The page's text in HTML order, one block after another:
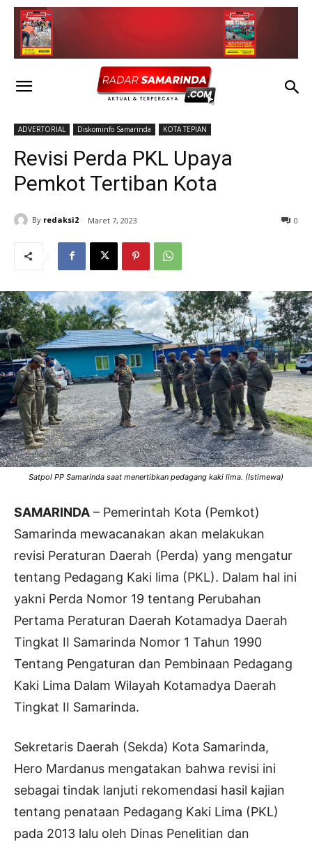
ADVERTORIAL Diskominfo Samarinda KOTA TEPIAN
Revisi Perda PKL Upaya
Pemkot Tertiban Kota
By redaksi2 Maret 7, 2023 0
Satpol PP Samarinda saat menertibkan pedagang kaki lima. (Istimewa)
SAMARINDA – Pemerintah Kota (Pemkot)
Samarinda mewacanakan akan melakukan
revisi Peraturan Daerah (Perda) yang mengatur
tentang Pedagang Kaki lima (PKL). Dalam hal ini
yakni Perda Nomor 19 tentang Perubahan
Pertama Peraturan Daerah Kotamadya Daerah
Tingkat II Samarinda Nomor 1 Tahun 1990
Tentang Pengaturan dan Pembinaan Pedagang
Kaki Lima Dalam Wilayah Kotamadya Daerah
Tingkat II Samarinda.
Sekretaris Daerah (Sekda) Kota Samarinda,
Hero Mardanus mengatakan bahwa revisi ini
sebagai tindak lanjuti rekomendasi hasil kajian
tentang penataan Pedagang Kaki Lima (PKL)
pada 2013 lalu oleh Dinas Penelitian dan